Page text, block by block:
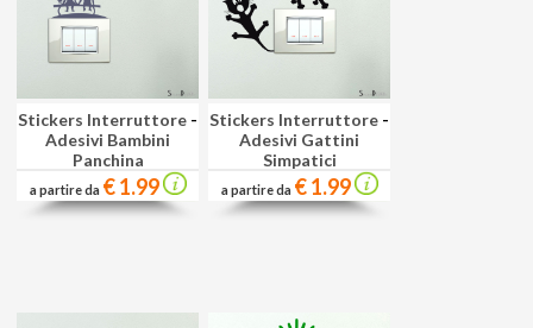
Stickers Interruttore -
Adesivi Bambini
Panchina
a partire da € 1.99
Stickers Interruttore -
Adesivi Gattini
Simpatici
a partire da € 1.99